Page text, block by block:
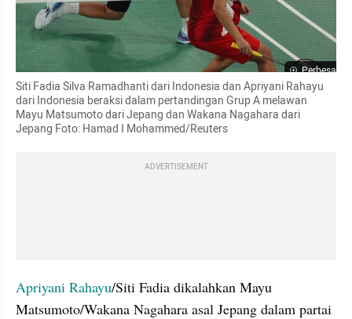
Perbesar
Siti Fadia Silva Ramadhanti dari Indonesia dan Apriyani Rahayu
dari Indonesia beraksi dalam pertandingan Grup A melawan
Mayu Matsumoto dari Jepang dan Wakana Nagahara dari
Jepang Foto: Hamad I Mohammed/Reuters
ADVERTISEMENT
Apriyani Rahayu/Siti Fadia dikalahkan Mayu
Matsumoto/Wakana Nagahara asal Jepang dalam partai